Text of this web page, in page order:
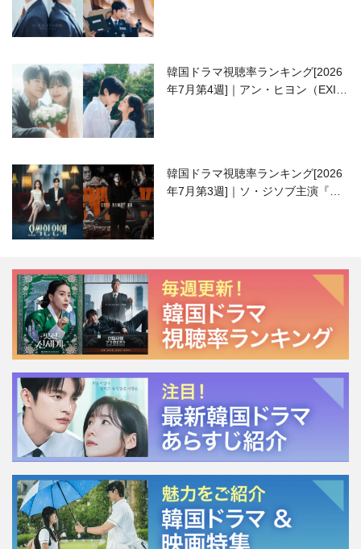
韓国ドラマ視聴率ランキング[2026
年7月第4週]｜アン・ヒヨン（EXID
韓国ドラマ視聴率ランキング[2026
年7月第3週]｜ソ・ジソブ主演『エ